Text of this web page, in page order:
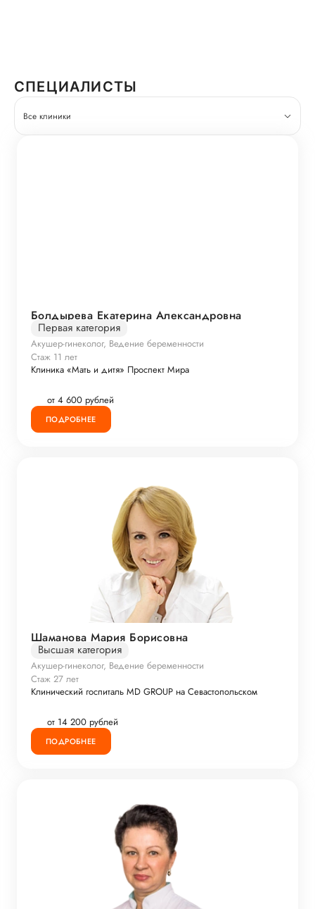
СПЕЦИАЛИСТЫ
Все клиники
Болдырева Екатерина Александровна
Первая категория
Акушер-гинеколог, Ведение беременности
Стаж 11 лет
Клиника «Мать и дитя» Проспект Мира
от 4 600 рублей
ПОДРОБНЕЕ
Шаманова Мария Борисовна
Высшая категория
Акушер-гинеколог, Ведение беременности
Стаж 27 лет
Клинический госпиталь MD GROUP на Севастопольском
от 14 200 рублей
ПОДРОБНЕЕ